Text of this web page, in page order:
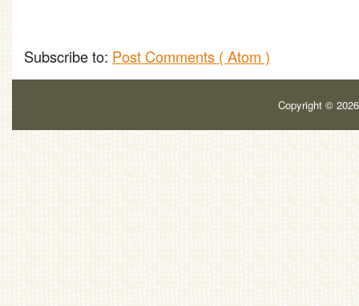
Subscribe to: Post Comments ( Atom )
Copyright ©